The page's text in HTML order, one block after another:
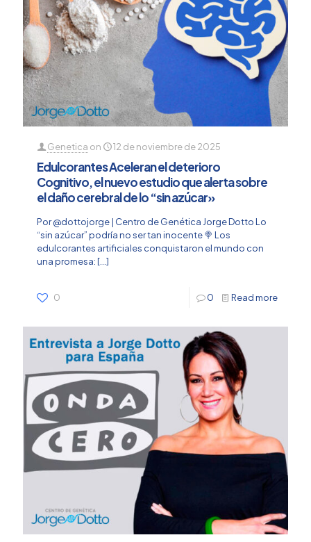
Genetica on 12 de noviembre de 2025
Edulcorantes Aceleran el deterioro
Cognitivo, el nuevo estudio que alerta sobre
el daño cerebral de lo “sin azúcar»
Por @dottojorge | Centro de Genética Jorge Dotto Lo
“sin azúcar” podría no ser tan inocente 🍭 Los
edulcorantes artificiales conquistaron el mundo con
una promesa:[…]
0 0 Read more